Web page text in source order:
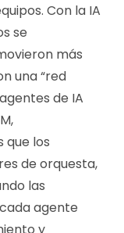
Con la IA
se
más
una “red
de IA
que los
de orquesta,
las
agente